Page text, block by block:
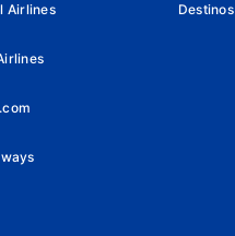
Airlines Destinos